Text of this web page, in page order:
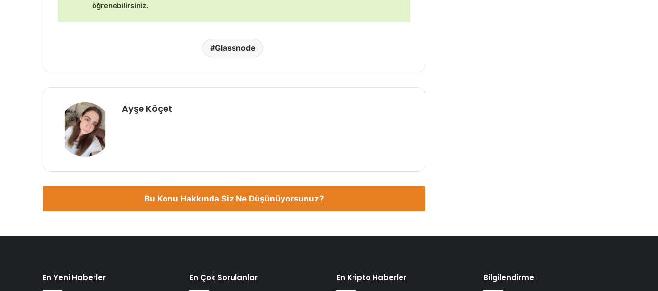
öğrenebilirsiniz.
Glassnode
Ayşe Köçet
Bu Konu Hakkında Siz Ne Düşünüyorsunuz?
En Yeni Haberler En Çok Sorulanlar En Kripto Haberler Bilgilendirme